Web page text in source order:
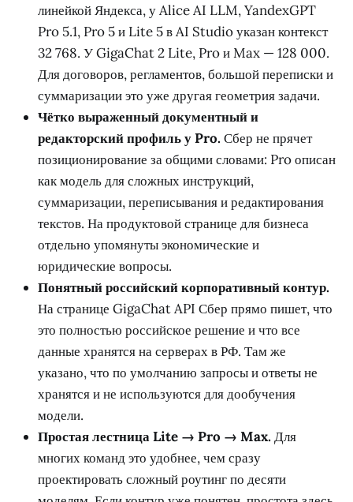
линейкой Яндекса, у Alice AI LLM, YandexGPT
Pro 5.1, Pro 5 и Lite 5 в AI Studio указан контекст
32 768. У GigaChat 2 Lite, Pro и Max — 128 000.
Для договоров, регламентов, большой переписки и
суммаризации это уже другая геометрия задачи.
Чётко выраженный документный и
редакторский профиль у Pro.Сбер не прячет
позиционирование за общими словами: Pro описан
как модель для сложных инструкций,
суммаризации, переписывания и редактирования
текстов. На продуктовой странице для бизнеса
отдельно упомянуты экономические и
юридические вопросы.
Понятный российский корпоративный контур.
На странице GigaChat API Сбер прямо пишет, что
это полностью российское решение и что все
данные хранятся на серверах в РФ. Там же
указано, что по умолчанию запросы и ответы не
хранятся и не используются для дообучения
модели.
Простая лестница Lite → Pro → Max.Для
многих команд это удобнее, чем сразу
проектировать сложный роутинг по десяти